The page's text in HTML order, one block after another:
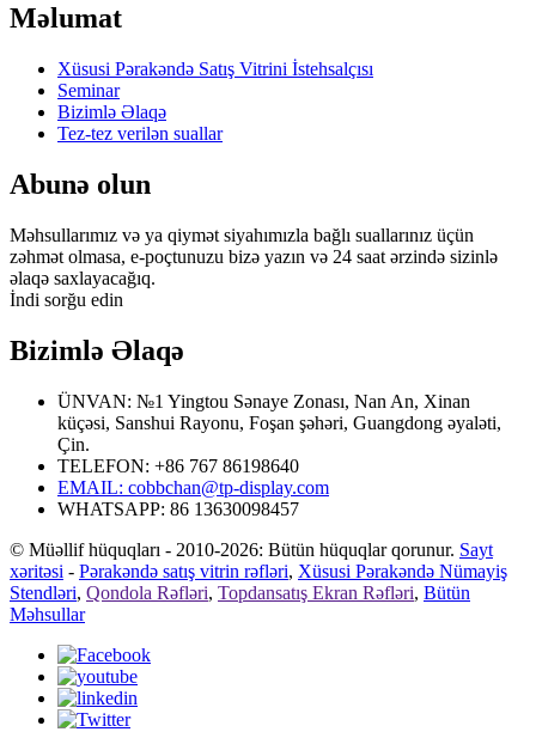
Məlumat
Xüsusi Pərakəndə Satış Vitrini İstehsalçısı
Seminar
Bizimlə Əlaqə
Tez-tez verilən suallar
Abunə olun
Məhsullarımız və ya qiymət siyahımızla bağlı suallarınız üçün
zəhmət olmasa, e-poçtunuzu bizə yazın və 24 saat ərzində sizinlə
əlaqə saxlayacağıq.
İndi sorğu edin
Bizimlə Əlaqə
ÜNVAN: №1 Yingtou Sənaye Zonası, Nan An, Xinan
küçəsi, Sanshui Rayonu, Foşan şəhəri, Guangdong əyaləti,
Çin.
TELEFON: +86 767 86198640
EMAIL: cobbchan@tp-display.com
WHATSAPP: 86 13630098457
© Müəllif hüquqları - 2010-2026: Bütün hüquqlar qorunur. Sayt
xəritəsi - Pərakəndə satış vitrin rəfləri, Xüsusi Pərakəndə Nümayiş
Stendləri, Qondola Rəfləri, Topdansatış Ekran Rəfləri, Bütün
Məhsullar